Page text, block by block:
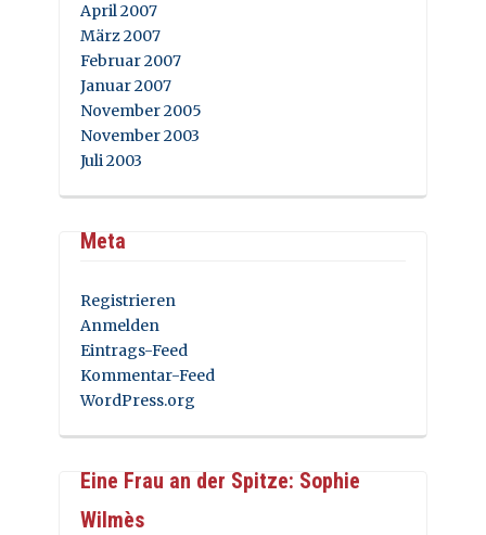
April 2007
März 2007
Februar 2007
Januar 2007
November 2005
November 2003
Juli 2003
Meta
Registrieren
Anmelden
Eintrags-Feed
Kommentar-Feed
WordPress.org
Eine Frau an der Spitze: Sophie
Wilmès